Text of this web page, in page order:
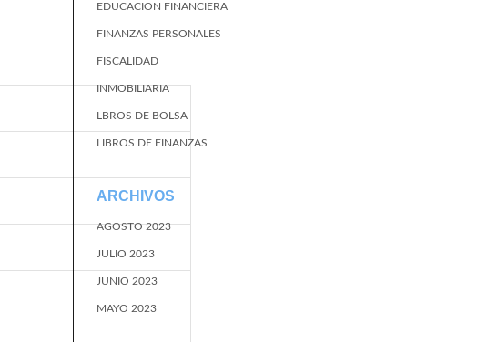
EDUCACION FINANCIERA
FINANZAS PERSONALES
FISCALIDAD
INMOBILIARIA
LBROS DE BOLSA
LIBROS DE FINANZAS
ARCHIVOS
AGOSTO 2023
JULIO 2023
JUNIO 2023
MAYO 2023